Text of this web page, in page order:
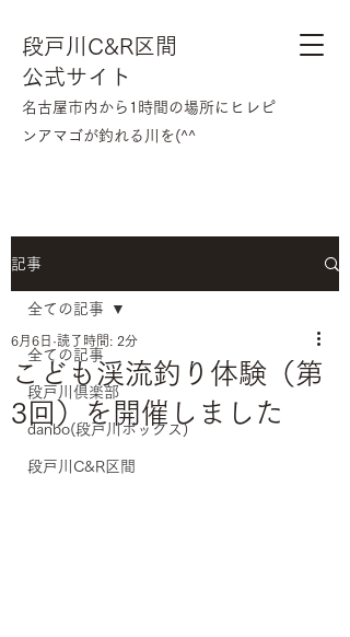
段戸川C&R区間
公式サイト
​名古屋市内から1時間の場所にヒレピ
ンアマゴが釣れる川を(^^
記事
全ての記事
段戸川倶楽部
danbo(段戸川ボックス)
段戸川C&R区間
全ての記事
こども渓流釣り体験（第
3回）を開催しました
6月6日 読了時間: 2分